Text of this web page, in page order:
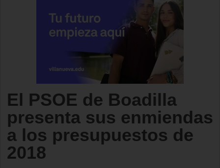
El PSOE de Boadilla
presenta sus enmiendas
a los presupuestos de
2018